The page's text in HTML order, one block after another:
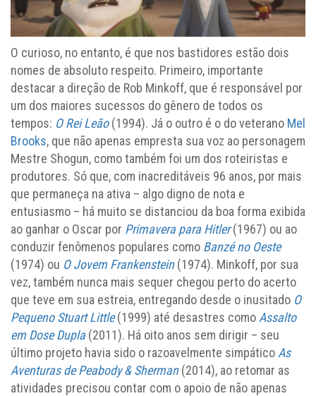
O curioso, no entanto, é que nos bastidores estão dois
nomes de absoluto respeito. Primeiro, importante
destacar a direção de Rob Minkoff, que é responsável por
um dos maiores sucessos do gênero de todos os
tempos: O Rei Leão(1994). Já o outro é o do veterano Mel
Brooks, que não apenas empresta sua voz ao personagem
Mestre Shogun, como também foi um dos roteiristas e
produtores. Só que, com inacreditáveis 96 anos, por mais
que permaneça na ativa – algo digno de nota e
entusiasmo – há muito se distanciou da boa forma exibida
ao ganhar o Oscar por Primavera para Hitler(1967) ou ao
conduzir fenômenos populares como Banzé no Oeste
(1974) ou O Jovem Frankenstein(1974). Minkoff, por sua
vez, também nunca mais sequer chegou perto do acerto
que teve em sua estreia, entregando desde o inusitado O
Pequeno Stuart Little(1999) até desastres como Assalto
em Dose Dupla(2011). Há oito anos sem dirigir – seu
último projeto havia sido o razoavelmente simpático As
Aventuras de Peabody & Sherman(2014), ao retomar as
atividades precisou contar com o apoio de não apenas